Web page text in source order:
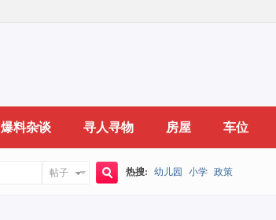
爆料杂谈 寻人寻物 房屋 车位
帖子 热搜: 幼儿园 小学 政策